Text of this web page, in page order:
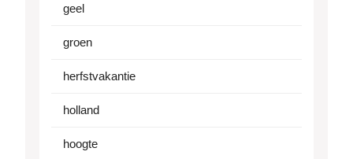
geel
groen
herfstvakantie
holland
hoogte